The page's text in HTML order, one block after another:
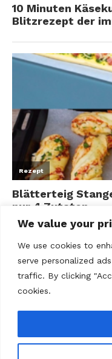
We value your
We use cookies to
serve personalized
traffic. By clicking
cookies.
Kontakt
Privacy